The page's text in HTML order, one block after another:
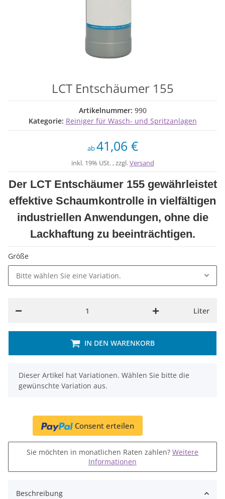
LCT Entschäumer 155
Artikelnummer: 990
Kategorie: Reiniger für Wasch- und Spritzanlagen
ab41,06 €
inkl. 19% USt. , zzgl.Versand
Der LCT Entschäumer 155 gewährleistet
effektive Schaumkontrolle in vielfältigen
industriellen Anwendungen, ohne die
Lackhaftung zu beeinträchtigen.
Größe
Bitte wählen Sie eine Variation.
Liter
IN DEN WARENKORB
x
Dieser Artikel hat Variationen. Wählen Sie bitte die
gewünschte Variation aus.
Consent erteilen
Sie möchten in monatlichen Raten zahlen? Weitere
Informationen
Beschreibung